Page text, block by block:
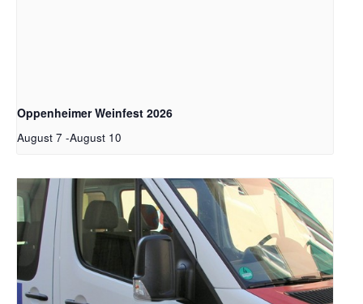
Oppenheimer Weinfest 2026
August 7 -August 10